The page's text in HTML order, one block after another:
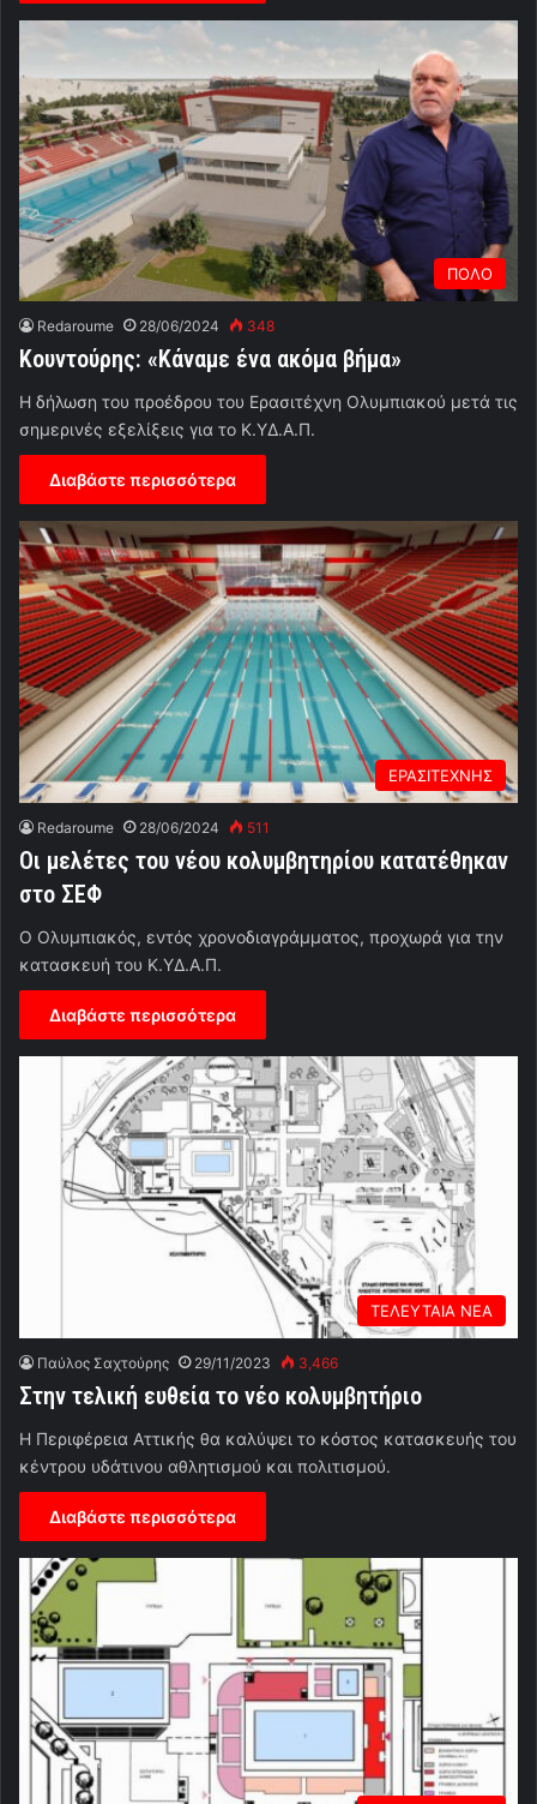
ΠΟΛΟ
Redaroume 28/06/2024 348
Κουντούρης: «Κάναμε ένα ακόμα βήμα»
Η δήλωση του προέδρου του Ερασιτέχνη Ολυμπιακού μετά τις
σημερινές εξελίξεις για το Κ.ΥΔ.Α.Π.
Διαβάστε περισσότερα
ΕΡΑΣΙΤΕΧΝΗΣ
Redaroume 28/06/2024 511
Οι μελέτες του νέου κολυμβητηρίου κατατέθηκαν
στο ΣΕΦ
Ο Ολυμπιακός, εντός χρονοδιαγράμματος, προχωρά για την
κατασκευή του Κ.ΥΔ.Α.Π.
Διαβάστε περισσότερα
ΤΕΛΕΥΤΑΙΑ ΝΕΑ
Παύλος Σαχτούρης 29/11/2023 3,466
Στην τελική ευθεία το νέο κολυμβητήριο
Η Περιφέρεια Αττικής θα καλύψει το κόστος κατασκευής του
κέντρου υδάτινου αθλητισμού και πολιτισμού.
Διαβάστε περισσότερα